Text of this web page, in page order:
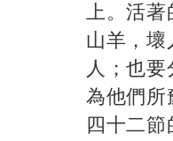
上。活著
山羊，壞
人；也
為他們所
四十二